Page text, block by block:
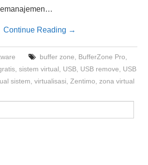
Continue Reading →
buffer zone BufferZone Pro
,sistem virtual USB USB remove
USB
sistem ,virtualisasi Zentimo zona virtual